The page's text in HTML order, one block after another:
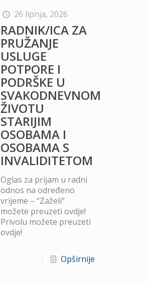
26 lipnja, 2026
RADNIK/ICA ZA
PRUŽANJE
USLUGE
POTPORE I
PODRŠKE U
SVAKODNEVNOM
ŽIVOTU
STARIJIM
OSOBAMA I
OSOBAMA S
INVALIDITETOM
Oglas za prijam u radni
odnos na određeno
vrijeme – “Zaželi”
možete preuzeti ovdje!
Privolu možete preuzeti
ovdje!
Opširnije